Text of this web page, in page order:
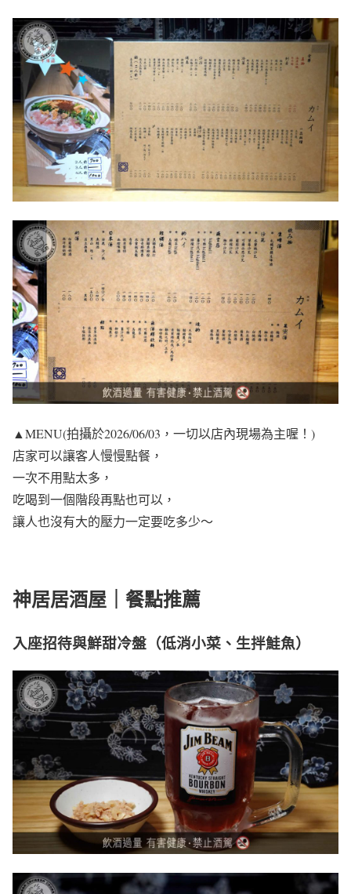
▲MENU(拍攝於2026/06/03，一切以店內現場為主喔！)
店家可以讓客人慢慢點餐，
一次不用點太多，
吃喝到一個階段再點也可以，
讓人也沒有大的壓力一定要吃多少～
神居居酒屋｜餐點推薦
入座招待與鮮甜冷盤（低消小菜、生拌鮭魚）